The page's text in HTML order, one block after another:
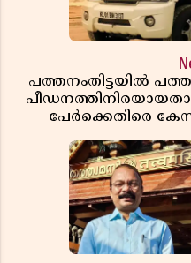
പത്തനംതിട്ടയിൽ
പേർക്കെതിരെ